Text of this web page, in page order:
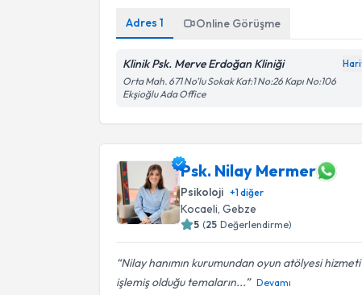
Adres1 Online Görüşme
Klinik Psk. Merve Erdoğan Kliniği
Orta Mah. 671 No’lu Sokak Kat:1 No:26 Kapı No:106
Ekşioğlu Ada Office
Psk. Nilay Mermer
Psikoloji +1diğer
Kocaeli , Gebze
5 (25 Değerlendirme)
Nilay hanımın kurumundan oyun atölyesi
işlemiş olduğu temaların...
Devamı